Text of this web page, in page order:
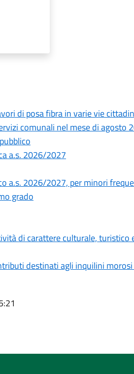
di posa fibra in varie vie
comunali nel mese di agosto
a.s. 2026/2027
a.s. 2026/2027, per minori
grado
di carattere culturale,
destinati agli inquilini